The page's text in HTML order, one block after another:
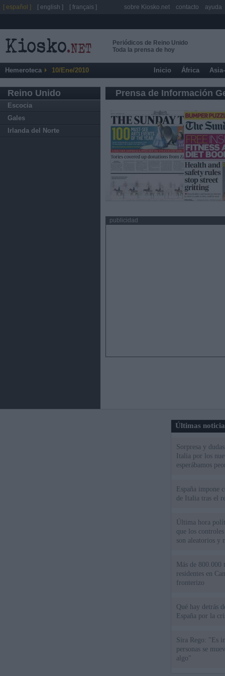
Periódicos de Reino Unido
Toda la prensa de hoy
Hemeroteca 10/Ene/2010 Inicio África
Reino Unido
Escocia
Gales
Irlanda del Norte
Prensa de Información
publicidad
Últimas
Sorpresa y
Italia por los
esperábamos
España impone
de Italia tras el
Última hora
que los
son aleatorios y
Más de 800.000
residentes en
fronterizo
Qué hay detrás
España por la
Sira Rego: "Es
personas se
algo"
[ español ] [ english ] [ français ] sobre Kiosko.net contacto ayuda